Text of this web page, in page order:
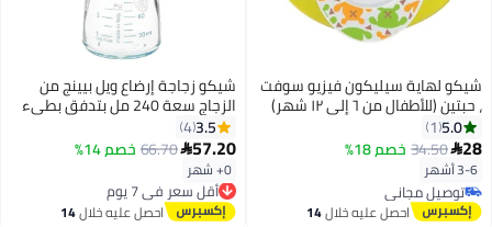
شيكو لهاية سيليكون فيزيو سوفت
، حبتين (للأطفال من ٦ إلى ١٢ شهر)
5.0
1
28
34.50خصم 18%
3-6 أشهر
توصيل مجاني
توصيل مجانياحصل عليه خلال14
شيكو زجاجة إرضاع ويل بيينج من
الزجاج سعة 240 مل بتدفق بطيء
للأطفال من عمر يوم فما فوق من
السيليكون بلون أزرق
3.5
4
57.20
66.70خصم 14%
0+ شهر أقل سعر في 7 يوم
توصيل مجاني
أقل سعر في 7 يوماحصل عليه خلال14